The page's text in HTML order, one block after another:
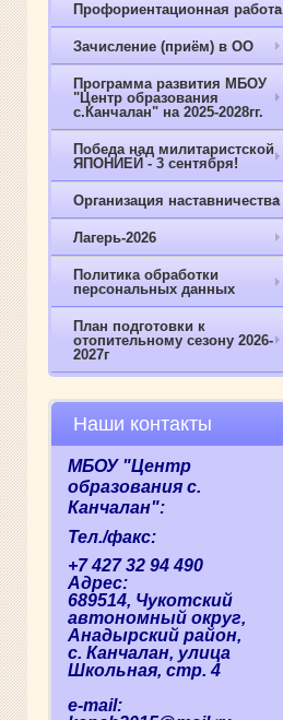
Профориентационная работа
Зачисление (приём) в ОО
Программа развития МБОУ
"Центр образования
с.Канчалан" на 2025-2028гг.
Победа над милитаристской
ЯПОНИЕЙ - 3 сентября!
Организация наставничества
Лагерь-2026
Политика обработки
персональных данных
План подготовки к
отопительному сезону 2026-
2027г
Наши контакты
МБОУ "Центр
образования с.
Канчалан":
Тел./факс:
+7 427 32 94 490
Адрес:
689514, Чукотский
автономный округ,
Анадырский район,
с. Канчалан, улица
Школьная, стр. 4
e-mail: